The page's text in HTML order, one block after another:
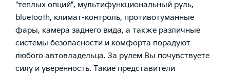
"теплых опций", мультифункциональный руль,
bluetooth, климат-контроль, противотуманные
фары, камера заднего вида, а также различные
системы безопасности и комфорта порадуют
любого автовладельца. За рулем Вы почувствуете
силу и уверенность. Такие представители